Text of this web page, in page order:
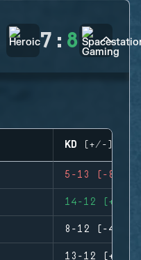
7 : 8
KD (+/-)
5-13 (-8)
14-12 (+2)
8-12 (-4)
13-12 (+1)